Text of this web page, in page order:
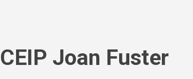
CEIP Joan Fuster